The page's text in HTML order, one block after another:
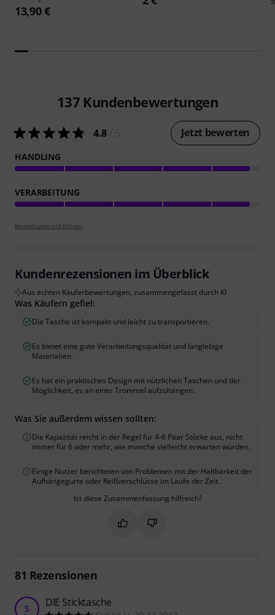
13,90 €
137 Kundenbewertungen
4.8 Jetzt bewerten
HANDLING
VERARBEITUNG
Bewertungsrichtlinien
Kundenrezensionen im Überblick
Aus echten Käuferbewertungen, zusammengefasst durch KI
Was Käufern gefiel:
Die Tasche ist kompakt und leicht zu transportieren.
Es bietet eine gute Verarbeitungsqualität und langlebige
Materialien.
Es hat ein praktisches Design mit nützlichen Taschen und der
Möglichkeit, es an einer Trommel aufzuhängen.
Was Sie außerdem wissen sollten:
Die Kapazität reicht in der Regel für 4-6 Paar Stöcke aus, nicht
immer für 6 oder mehr, wie manche vielleicht erwarten würden.
Einige Nutzer berichteten von Problemen mit der Haltbarkeit der
Aufhängegurte oder Reißverschlüsse im Laufe der Zeit.
Ist diese Zusammenfassung hilfreich?
Markieren Sie diese
Markieren Sie diese
81 Rezensionen
S DIE Sticktasche